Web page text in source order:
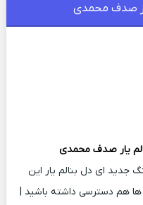
از صدف محمدی
یارصدف محمدی
جدید ای دل بنالم یار این
هم دسترسی داشته باشید |